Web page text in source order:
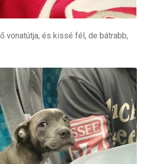
vonatútja, és kissé fél, de bátrabb,